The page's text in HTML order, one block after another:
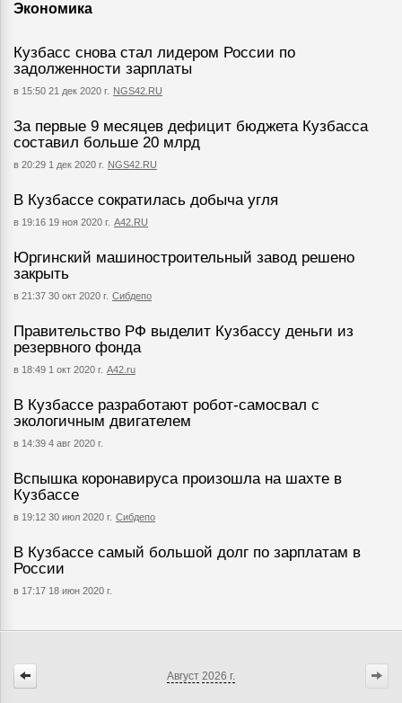
Экономика
Кузбасс снова стал лидером России по
задолженности зарплаты
в 15:50 21 дек 2020 г. NGS42.RU
За первые 9 месяцев дефицит бюджета Кузбасса
составил больше 20 млрд
в 20:29 1 дек 2020 г. NGS42.RU
В Кузбассе сократилась добыча угля
в 19:16 19 ноя 2020 г. А42.RU
Юргинский машиностроительный завод решено
закрыть
в 21:37 30 окт 2020 г. Сибдепо
Правительство РФ выделит Кузбассу деньги из
резервного фонда
в 18:49 1 окт 2020 г. A42.ru
В Кузбассе разработают робот-самосвал с
экологичным двигателем
в 14:39 4 авг 2020 г.
Вспышка коронавируса произошла на шахте в
Кузбассе
в 19:12 30 июл 2020 г. Сибдепо
В Кузбассе самый большой долг по зарплатам в
России
в 17:17 18 июн 2020 г.
Август 2026 г.